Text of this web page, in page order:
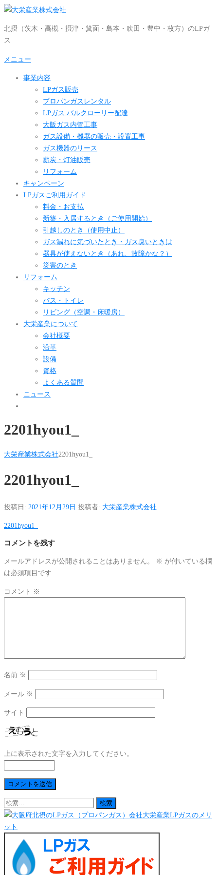
コ
テ
ン
ツ
北摂（茨木・高槻・摂津・箕面・島本・吹田・豊中・枚方）のLPガ
ス
メニュー
事業内容
LPガス販売
プロパンガスレンタル
LPガス バルクローリー配達
大阪ガス内管工事
ガス設備・機器の販売・設置工事
ガス機器のリース
薪炭・灯油販売
リフォーム
キャンペーン
LPガスご利用ガイド
料金・お支払
新築・入居するとき（ご使用開始）
引越しのとき（使用中止）
ガス漏れに気づいたとき・ガス臭いときは
器具が使えないとき（あれ、故障かな？）
災害のとき
リフォーム
キッチン
バス・トイレ
リビング（空調・床暖房）
大栄産業について
会社概要
沿革
設備
資格
よくある質問
ニュース
2201hyou1_
大栄産業株式会社2201hyou1_
2201hyou1_
投稿日: 2021年12月29日 投稿者: 大栄産業株式会社
2201hyou1_
コメントを残す
メールアドレスが公開されることはありません。 ※ が付いている欄
は必須項目です
コメント ※
名前 ※
メール ※
サイト
上に表示された文字を入力してください。
検
索: